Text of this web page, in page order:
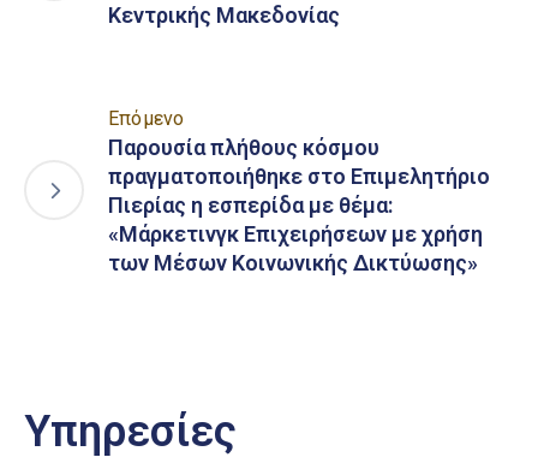
Κεντρικής Μακεδονίας
Επόμενο
Παρουσία πλήθους κόσμου
πραγματοποιήθηκε στο Επιμελητήριο
Πιερίας η εσπερίδα με θέμα:
«Μάρκετινγκ Επιχειρήσεων με χρήση
των Μέσων Κοινωνικής Δικτύωσης»
Υπηρεσίες